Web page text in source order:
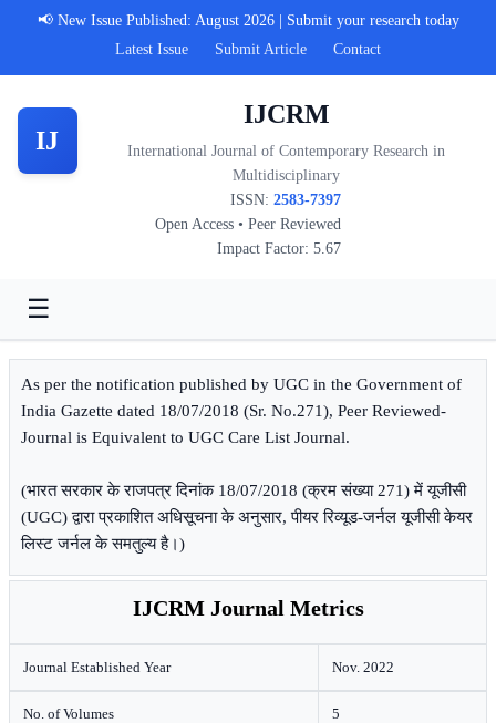
📢 New Issue Published: August 2026 | Submit your research today
Latest Issue
Submit Article Contact
IJ
IJCRM
International Journal of Contemporary Research in
Multidisciplinary
ISSN: 2583-7397
Open Access • Peer Reviewed
Impact Factor: 5.67
☰
As per the notification published by UGC in the Government of
India Gazette dated 18/07/2018 (Sr. No.271), Peer Reviewed-
Journal is Equivalent to UGC Care List Journal.
(भारत सरकार के राजपत्र दिनांक 18/07/2018 (क्रम संख्या 271) में यूजीसी
(UGC) द्वारा प्रकाशित अधिसूचना के अनुसार, पीयर रिव्यूड-जर्नल यूजीसी केयर
लिस्ट जर्नल के समतुल्य है।)
IJCRM Journal Metrics
Journal Established Year Nov. 2022
No. of Volumes 5